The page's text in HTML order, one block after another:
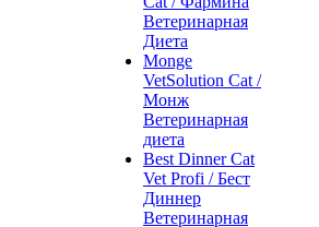
Ветеринарная
Диета
Monge
VetSolution Cat /
Монж
Ветеринарная
диета
Best Dinner Cat
Vet Profi / Бест
Диннер
Ветеринарная